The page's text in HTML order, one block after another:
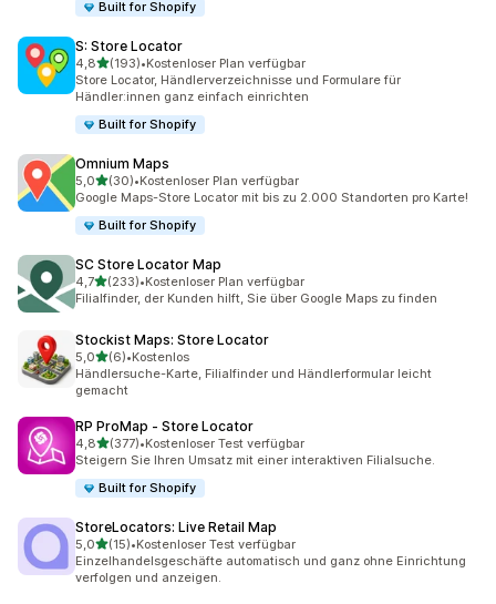
Built for Shopify
S: Store Locator
4,8von 5 Sternen
(193)
193 Rezensionen insgesamt
•Kostenloser Plan verfügbar
Store Locator, Händlerverzeichnisse und Formulare für
Händler:innen ganz einfach einrichten
Built for Shopify
Omnium Maps
5,0von 5 Sternen
(30)
30 Rezensionen insgesamt
•Kostenloser Plan verfügbar
Google Maps-Store Locator mit bis zu 2.000 Standorten pro Karte!
Built for Shopify
SC Store Locator Map
4,7von 5 Sternen
(233)
233 Rezensionen insgesamt
•Kostenloser Plan verfügbar
Filialfinder, der Kunden hilft, Sie über Google Maps zu finden
Stockist Maps: Store Locator
5,0von 5 Sternen
(6)
6 Rezensionen insgesamt
•Kostenlos
Händlersuche-Karte, Filialfinder und Händlerformular leicht
gemacht
RP ProMap ‑ Store Locator
4,8von 5 Sternen
(377)
377 Rezensionen insgesamt
•Kostenloser Test verfügbar
Steigern Sie Ihren Umsatz mit einer interaktiven Filialsuche.
Built for Shopify
StoreLocators: Live Retail Map
5,0von 5 Sternen
(15)
15 Rezensionen insgesamt
•Kostenloser Test verfügbar
Einzelhandelsgeschäfte automatisch und ganz ohne Einrichtung
verfolgen und anzeigen.